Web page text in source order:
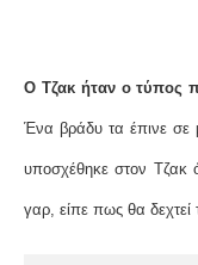
Ο Τζακ ήταν ο τύπος
Ένα βράδυ τα έπινε σε
υποσχέθηκε στον Τζακ
γαρ, είπε πως θα